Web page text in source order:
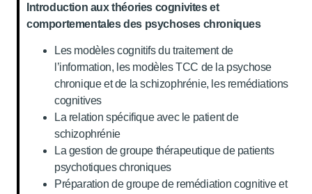
Introduction aux théories cognivites et
comportementales des psychoses chroniques
Les modèles cognitifs du traitement de
l’information, les modèles TCC de la psychose
chronique et de la schizophrénie, les remédiations
cognitives
La relation spécifique avec le patient de
schizophrénie
La gestion de groupe thérapeutique de patients
psychotiques chroniques
Préparation de groupe de remédiation cognitive et